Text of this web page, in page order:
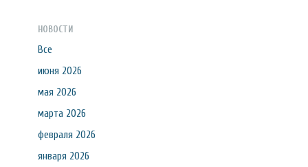
НОВОСТИ
Все
июня 2026
мая 2026
марта 2026
февраля 2026
января 2026